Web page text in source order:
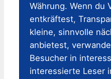
Währung. Wenn du
entkräftest,
kleine, sinnvolle
anbietest,
Besucher in
interessierte Leser